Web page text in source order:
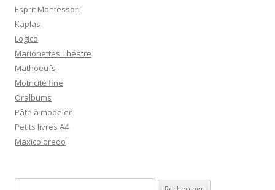
Esprit Montessori
Kaplas
Logico
Marionettes Théatre
Mathoeufs
Motricité fine
Oralbums
Pâte à modeler
Petits livres A4
Maxicoloredo